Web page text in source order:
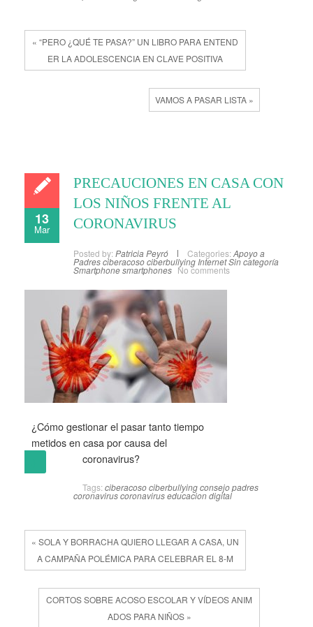
« “PERO ¿QUÉ TE PASA?” UN LIBRO PARA ENTEND
ER LA ADOLESCENCIA EN CLAVE POSITIVA
VAMOS A PASAR LISTA »
13
Mar
PRECAUCIONES EN CASA CON
LOS NIÑOS FRENTE AL
CORONAVIRUS
Posted by: Patricia Peyró Categories: Apoyo a
Padresciberacosociberbullying InternetSin categoría
Smartphonesmartphones No comments
¿Cómo gestionar el pasar tanto tiempo
metidos en casa por causa del
coronavirus?
Tags: ciberacosociberbullyingconsejo padres
coronaviruscoronaviruseducacion digital
« SOLA Y BORRACHA QUIERO LLEGAR A CASA, UN
A CAMPAÑA POLÉMICA PARA CELEBRAR EL 8-M
CORTOS SOBRE ACOSO ESCOLAR Y VÍDEOS ANIM
ADOS PARA NIÑOS »